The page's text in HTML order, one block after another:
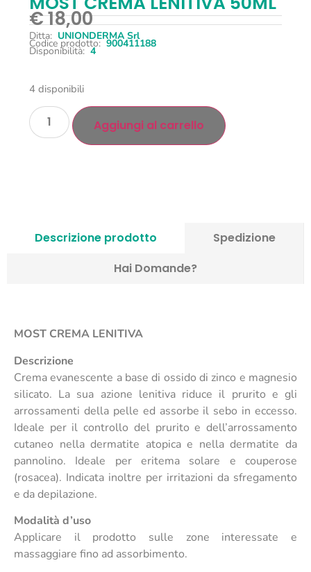
€18,00
Ditta: UNIONDERMA Srl
Codice prodotto: 900411188
Disponibilità: 4
4 disponibili
Aggiungi al carrello
Descrizione prodotto
Spedizione
Hai Domande?
MOST CREMA LENITIVA
Descrizione
Crema evanescente a base di ossido di zinco e magnesio
silicato. La sua azione lenitiva riduce il prurito e gli
arrossamenti della pelle ed assorbe il sebo in eccesso.
Ideale per il controllo del prurito e dell’arrossamento
cutaneo nella dermatite atopica e nella dermatite da
pannolino. Ideale per eritema solare e couperose
(rosacea). Indicata inoltre per irritazioni da sfregamento
e da depilazione.
Modalità d’uso
Applicare il prodotto sulle zone interessate e
massaggiare fino ad assorbimento.